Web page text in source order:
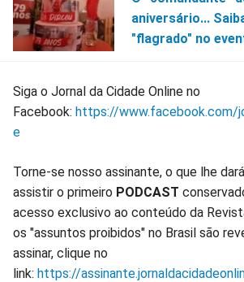
aniversário...
"flagrado" no
Siga o Jornal da Cidade Online no
Facebook: https://www.facebook.com/
e
Torne-se nosso assinante, o que lhe
assistir o primeiro PODCAST
acesso exclusivo ao conteúdo da
os "assuntos proibidos" no Brasil são
assinar, clique no
link: https://